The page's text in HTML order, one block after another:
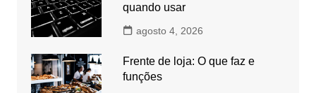
quando usar
agosto 4, 2026
Frente de loja: O que faz e
funções